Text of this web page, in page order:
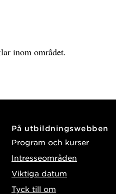
inom området.
På utbildningswebben
Program och kurser
Intresseområden
Viktiga datum
Tyck till om